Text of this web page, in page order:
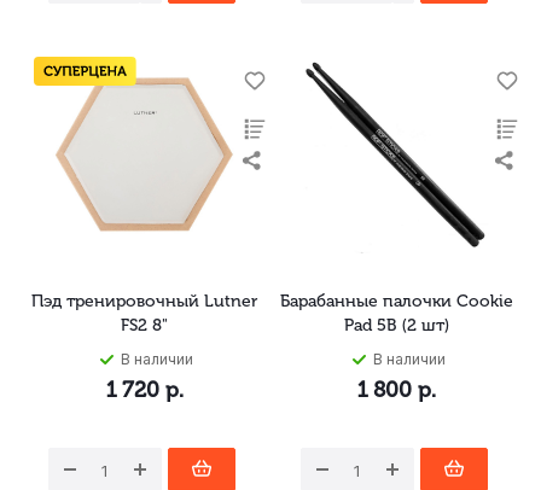
Пэд тренировочный Lutner
FS2 8"
В наличии
1 720р.
Барабанные палочки Cookie
Pad 5B (2 шт)
В наличии
1 800 р.